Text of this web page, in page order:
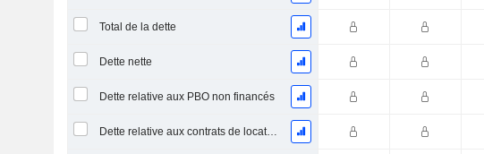
Total de la dette
Dette nette
Dette relative aux PBO non financés
Dette relative aux contrats de location